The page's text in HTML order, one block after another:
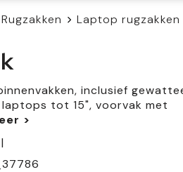
Rugzakken Laptop rugzakken
inclusief
tot 15", voorvak met